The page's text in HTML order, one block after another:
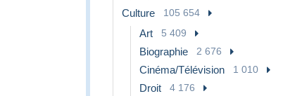
Culture 105 654
Art 5 409
Biographie 2 676
Cinéma/Télévision 1 010
Droit 4 176